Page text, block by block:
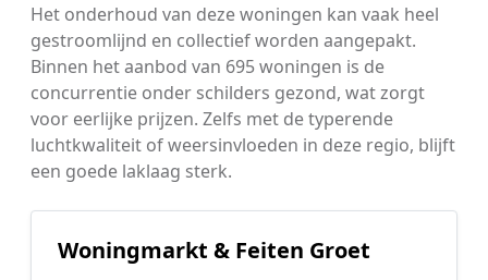
Het onderhoud van deze woningen kan vaak heel
gestroomlijnd en collectief worden aangepakt.
Binnen het aanbod van 695 woningen is de
concurrentie onder schilders gezond, wat zorgt
voor eerlijke prijzen. Zelfs met de typerende
luchtkwaliteit of weersinvloeden in deze regio, blijft
een goede laklaag sterk.
Woningmarkt & Feiten Groet